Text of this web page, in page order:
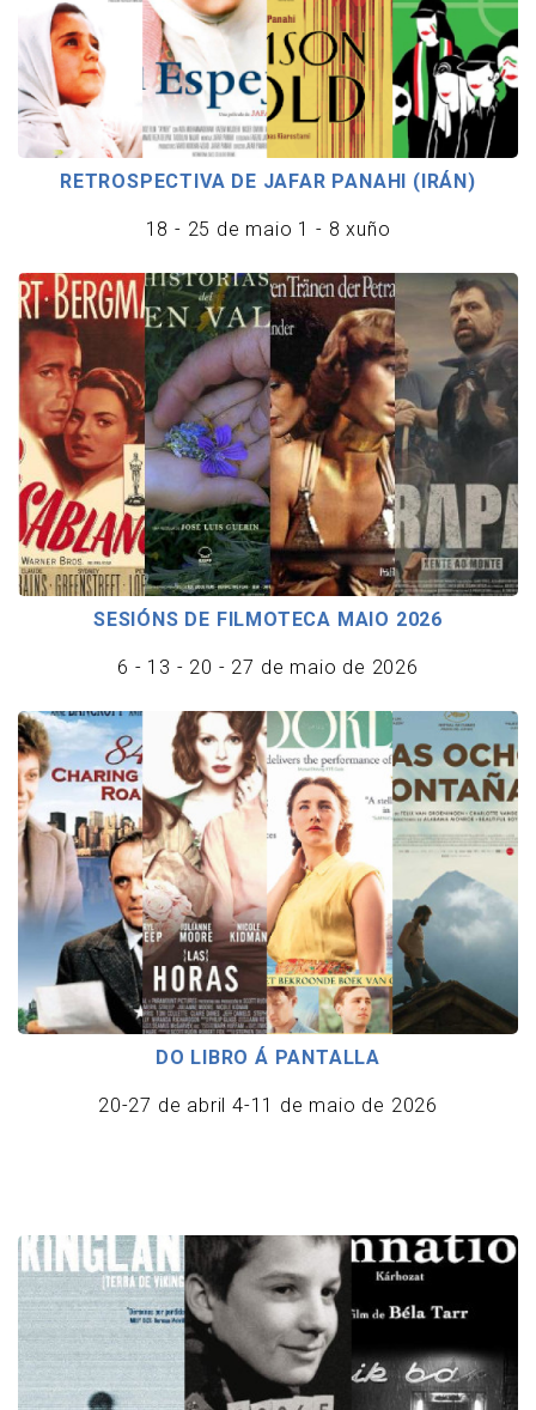
RETROSPECTIVA DE JAFAR PANAHI (IRÁN)
18 - 25 de maio 1 - 8 xuño
SESIÓNS DE FILMOTECA MAIO 2026
6 - 13 - 20 - 27 de maio de 2026
DO LIBRO Á PANTALLA
20-27 de abril 4-11 de maio de 2026